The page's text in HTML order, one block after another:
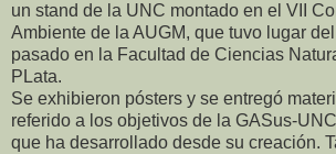
un stand de la UNC montado en el VII
Ambiente de la AUGM, que tuvo lugar
pasado en la Facultad de Ciencias
PLata.
Se exhibieron pósters y se entregó
referido a los objetivos de la GASus-
que ha desarrollado desde su creación.